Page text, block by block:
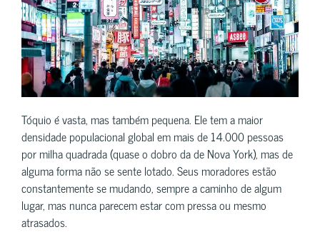
Tóquio é vasta, mas também pequena. Ele tem a maior
densidade populacional global em mais de 14.000 pessoas
por milha quadrada (quase o dobro da de Nova York), mas de
alguma forma não se sente lotado. Seus moradores estão
constantemente se mudando, sempre a caminho de algum
lugar, mas nunca parecem estar com pressa ou mesmo
atrasados.